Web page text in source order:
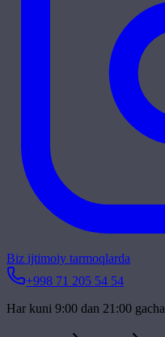
Biz ijtimoiy tarmoqlarda
+998 71 205 54 54
Har kuni 9:00 dan 21:00 gacha